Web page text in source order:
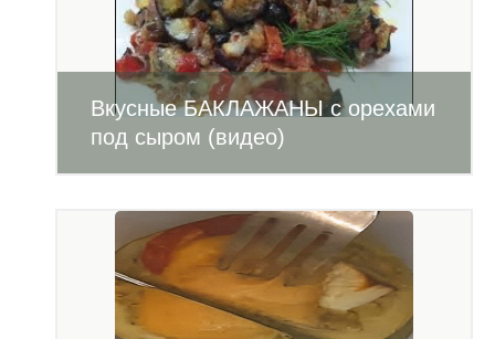
Вкусные БАКЛАЖАНЫ с орехами
под сыром (видео)